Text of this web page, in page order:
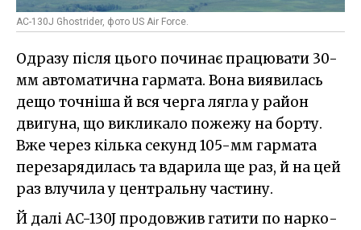
AC-130J Ghostrider, фото US Air Force.
Одразу після цього починає працювати 30-
мм автоматична гармата. Вона виявилась
дещо точніша й вся черга лягла у район
двигуна, що викликало пожежу на борту.
Вже через кілька секунд 105-мм гармата
перезарядилась та вдарила ще раз, й на цей
раз влучила у центральну частину.
Й далі AC-130J продовжив гатити по нарко-